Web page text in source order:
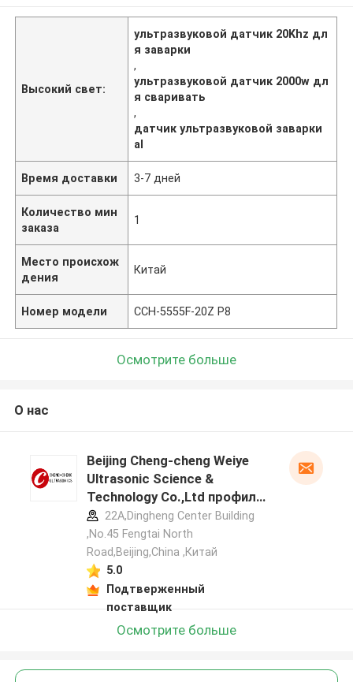
Высокий свет:
ультразвуковой датчик 20Khz дл
я заварки
,
ультразвуковой датчик 2000w дл
я сваривать
,
датчик ультразвуковой заварки
al
Время доставки 3-7 дней
Количество мин
заказа
1
Место происхож
дения
Китай
Номер модели CCH-5555F-20Z P8
Осмотрите больше
О нас
Beijing Cheng-cheng Weiye
Ultrasonic Science &
Technology Co.,Ltd профиль
производителя
22A,Dingheng Center Building
,No.45 Fengtai North
Road,Beijing,China ,Китай
5.0
Подтверженный
поставщик
Осмотрите больше